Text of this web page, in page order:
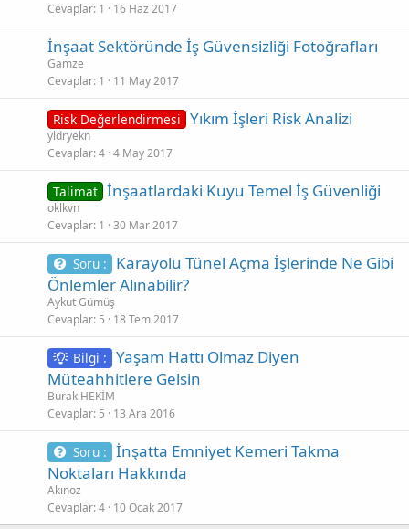
Cevaplar 1 16 Haz 2017
İnşaat Sektöründe İş Güvensizliği Fotoğrafları
Gamze
Cevaplar 1 11 May 2017
Risk Değerlendirmesi Yıkım İşleri Risk Analizi
yldryekn
Cevaplar 4 4 May 2017
Talimat İnşaatlardaki Kuyu Temel İş Güvenliği
oklkvn
Cevaplar 1 30 Mar 2017
Soru :
Karayolu Tünel Açma İşlerinde Ne Gibi
Önlemler Alınabilir?
Aykut Gümüş
Cevaplar 5 18 Tem 2017
Bilgi : Yaşam Hattı Olmaz Diyen
Müteahhitlere Gelsin
Burak HEKİM
Cevaplar 5 13 Ara 2016
Soru : İnşatta Emniyet Kemeri Takma
Noktaları Hakkında
Akınoz
Cevaplar 4 10 Ocak 2017